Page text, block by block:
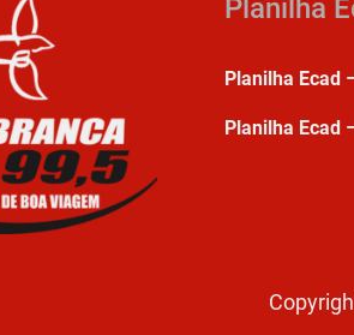
Planilha
Planilha Ecad
Planilha Ecad